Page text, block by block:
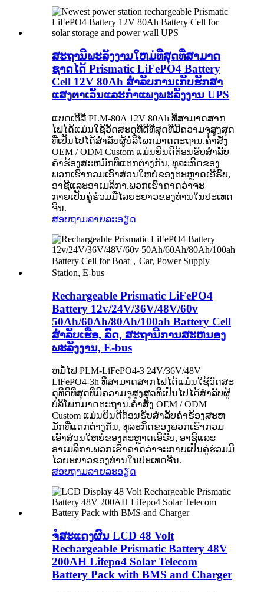
ສະຖານີພະລັງງານໃຫມ່ທີ່ສຸດທີ່ສາມາດ
ຊາດໄດ້ Prismatic LiFePO4 Battery
Cell 12V 80Ah ສໍາລັບການເກັບຮັກສາ
ແສງຕາເວັນແລະກໍາແພງພະລັງງານ UPS
ແບດເຕີລີ່ PLM-80A 12V 80Ah ທີ່ສາມາດສາກ
ໄຟໄດ້ແມ່ນໃຊ້ວັດສະດຸທີ່ດີທີ່ສຸດທີ່ມີຄວາມຈຸສູງສຸດ
ທີ່ເປັນໄປໄດ້ສໍາລັບຜູ້ບໍລິໂພກມາດຕະຖານ.ຄໍາສັ່ງ
OEM / ODM Custom ແມ່ນຍິນດີຕ້ອນຮັບສໍາລັບ
ຄໍາຮ້ອງສະຫມັກທີ່ແຕກຕ່າງກັນ, ທຸລະກິດຂອງ
ພວກເຮົາກວມເອົາສ່ວນໃຫຍ່ຂອງຕະຫຼາດເອີຣົບ,
ອາຊີແລະອາເມລິກາ.ພວກເຮົາຄາດວ່າຈະ
ກາຍເປັນຄູ່ຮ່ວມມືໄລຍະຍາວຂອງທ່ານໃນປະເທດ
ຈີນ.
ສອບຖາມລາຍລະອຽດ
Rechargeable Prismatic LiFePO4
Battery 12v/24V/36V/48V/60v
50Ah/60Ah/80Ah/100ah Battery Cell
ສໍາລັບເຮືອ, ລົດ, ສະຖານີການສະຫນອງ
ພະລັງງານ, E-bus
ຫມໍ້ໄຟ PLM-LiFePO4-3 24V/36V/48V
LiFePO4-3h ທີ່ສາມາດສາກໄຟໄດ້ແມ່ນໃຊ້ວັດສະ
ດຸທີ່ດີທີ່ສຸດທີ່ມີຄວາມຈຸສູງສຸດທີ່ເປັນໄປໄດ້ສໍາລັບຜູ້
ບໍລິໂພກມາດຕະຖານ.ຄໍາສັ່ງ OEM / ODM
Custom ແມ່ນຍິນດີຕ້ອນຮັບສໍາລັບຄໍາຮ້ອງສະຫ
ມັກທີ່ແຕກຕ່າງກັນ, ທຸລະກິດຂອງພວກເຮົາກວມ
ເອົາສ່ວນໃຫຍ່ຂອງຕະຫຼາດເອີຣົບ, ອາຊີແລະ
ອາເມລິກາ.ພວກເຮົາຄາດວ່າຈະກາຍເປັນຄູ່ຮ່ວມມື
ໄລຍະຍາວຂອງທ່ານໃນປະເທດຈີນ.
ສອບຖາມລາຍລະອຽດ
ຈໍສະແດງຜົນ LCD 48 Volt
Rechargeable Prismatic Battery 48V
200AH Lifepo4 Solar Telecom
Battery Pack with BMS and Charger